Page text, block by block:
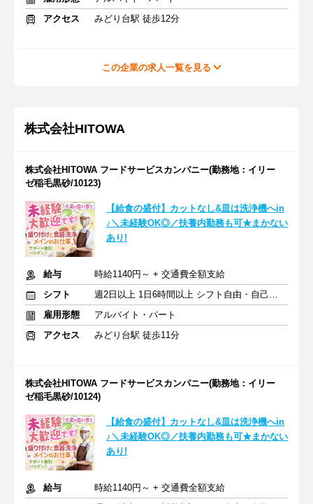
アクセス
みどり台駅 徒歩12分
この企業の求人一覧を見る
株式会社HITOWA
株式会社HITOWA フードサービスカンパニー(勤務地：イリー
ゼ稲毛黒砂/10123)
【給食の盛付】カットなし&皿は洗浄機へin
♪＼未経験OK◎／扶養内勤務も可★まかない
あり!
給与
時給1140円～ + 交通費全額支給
シフト
週2日以上 1日6時間以上 シフト自由・自己申告
雇用形態
アルバイト・パート
アクセス
みどり台駅 徒歩11分
株式会社HITOWA フードサービスカンパニー(勤務地：イリー
ゼ稲毛黒砂/10124)
【給食の盛付】カットなし&皿は洗浄機へin
♪＼未経験OK◎／扶養内勤務も可★まかない
あり!
給与
時給1140円～ + 交通費全額支給